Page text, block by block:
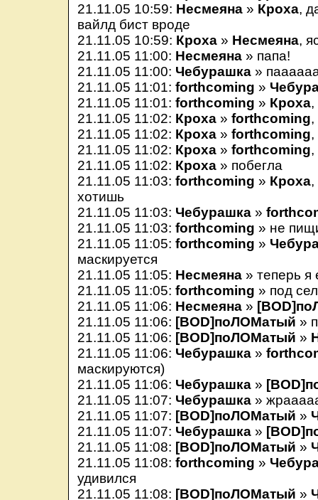
21.11.05 10:59: Несмеяна » Кроха,
вайлд бист вроде
21.11.05 10:59: Кроха » Несмеяна,
21.11.05 11:00: Несмеяна » папа!
21.11.05 11:00: Чебурашка »
21.11.05 11:01: forthcoming »
21.11.05 11:01: forthcoming » Кроха,
21.11.05 11:02: Кроха » forthcoming,
21.11.05 11:02: Кроха » forthcoming,
21.11.05 11:02: Кроха » forthcoming,
21.11.05 11:02: Кроха » побегла
21.11.05 11:03: forthcoming » Кроха,
хотишь
21.11.05 11:03: Чебурашка »
21.11.05 11:03: forthcoming » не
21.11.05 11:05: forthcoming »
маскируется
21.11.05 11:05: Несмеяна » теперь я
21.11.05 11:05: forthcoming » под
21.11.05 11:06: Несмеяна »
21.11.05 11:06: [BOD]поЛОМатый »
21.11.05 11:06: [BOD]поЛОМатый »
21.11.05 11:06: Чебурашка »
маскируются)
21.11.05 11:06: Чебурашка »
21.11.05 11:07: Чебурашка »
21.11.05 11:07: [BOD]поЛОМатый »
21.11.05 11:07: Чебурашка »
21.11.05 11:08: [BOD]поЛОМатый »
21.11.05 11:08: forthcoming »
удивился
21.11.05 11:08: [BOD]поЛОМатый »